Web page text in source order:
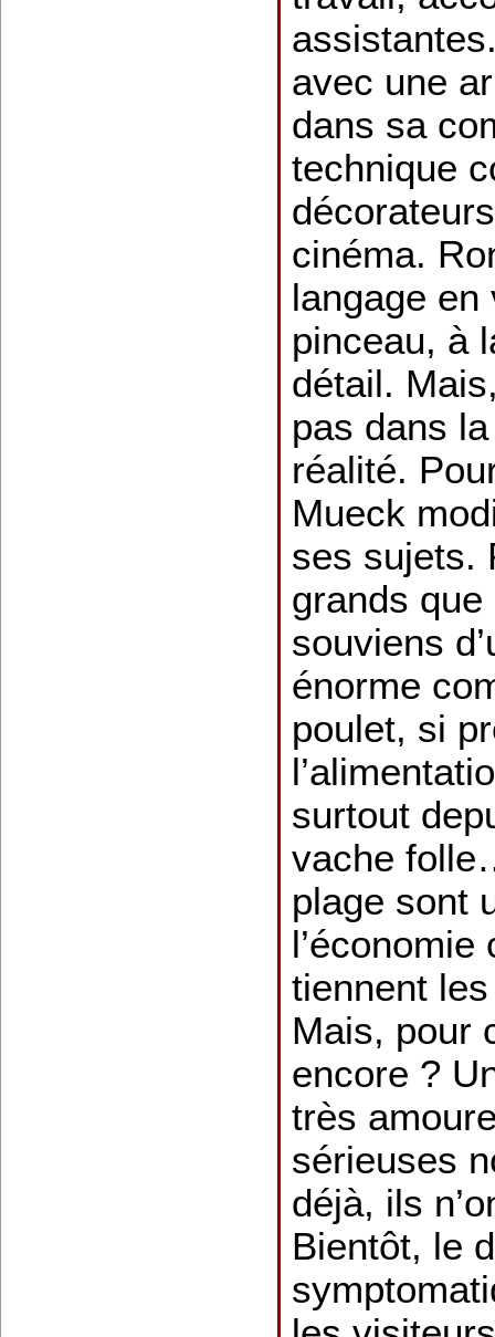
avec une
dans sa
technique
cinéma.
langage en
pinceau, à
détail.
pas dans
réalité.
Mueck
ses sujets.
grands
souviens
énorme
poulet, si
surtout
vache
plage sont
tiennent
Mais, pour
encore ?
très
sérieuses
déjà, ils
Bientôt, le